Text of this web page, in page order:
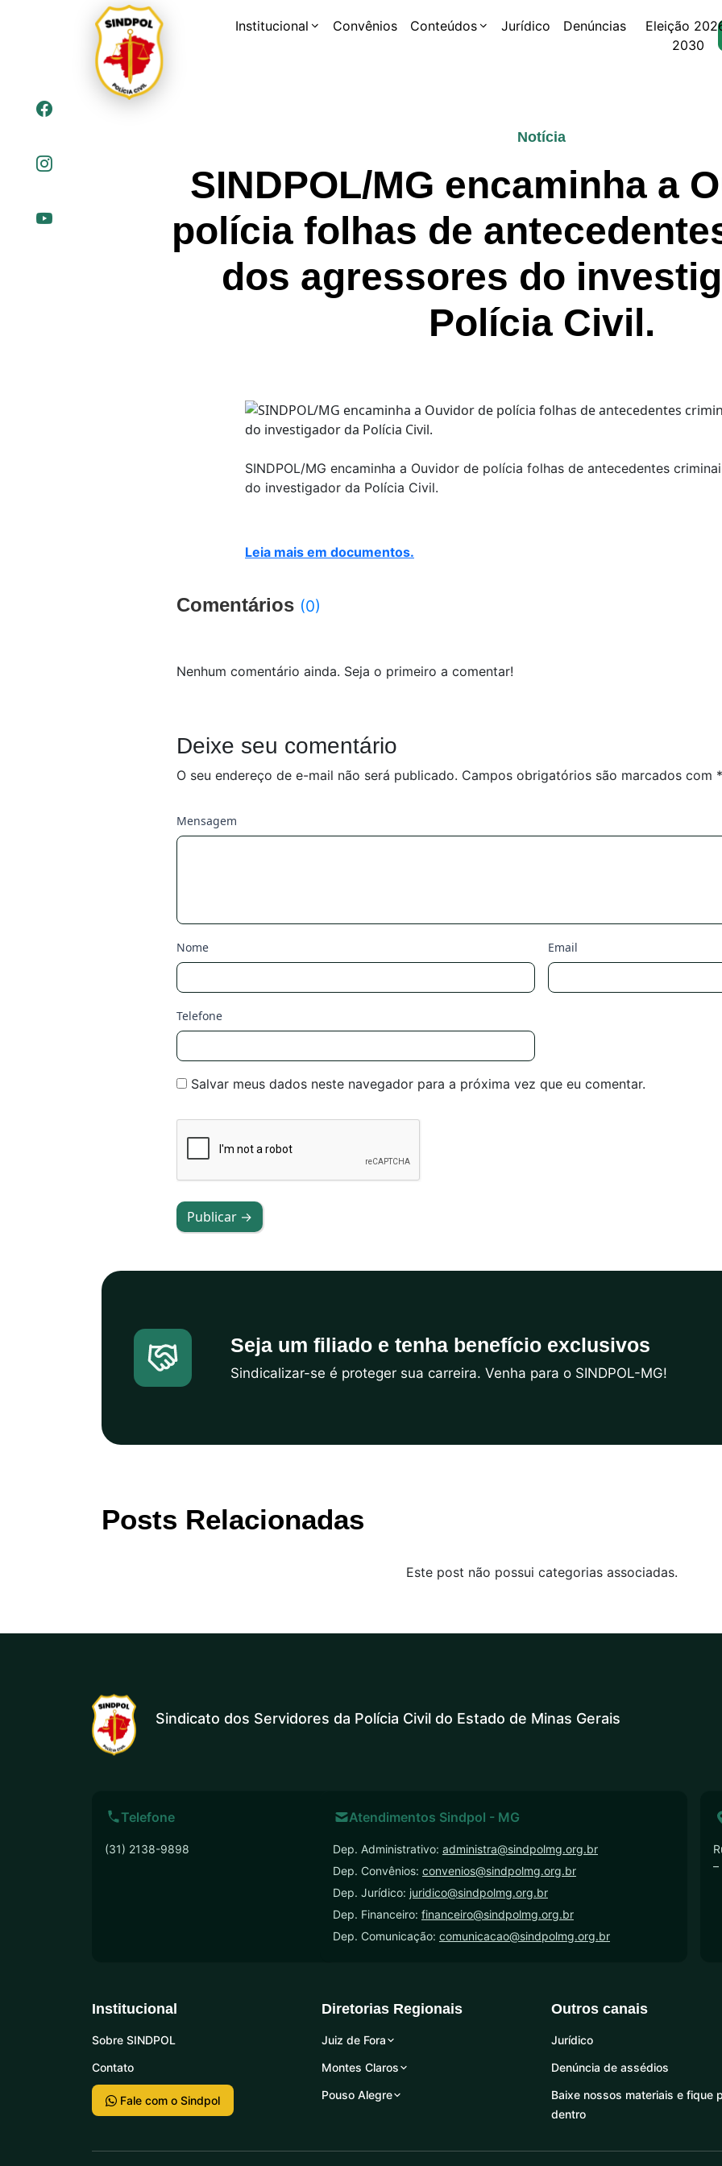
Institucional Convênios Conteúdos Jurídico Denúncias
Eleição
2030
Notícia
SINDPOL/MG encaminha a
polícia folhas de
dos agressores do
Polícia Civil.
SINDPOL/MG encaminha a Ouvidor de polícia folhas de antecedentes
do investigador da Polícia Civil.
Leia mais em documentos.
Comentários (0)
Nenhum comentário ainda. Seja o primeiro a comentar!
Deixe seu comentário
O seu endereço de e-mail não será publicado. Campos obrigatórios são marcados com *
Mensagem
Nome Email
Telefone
Salvar meus dados neste navegador para a próxima vez que eu comentar.
Publicar →
Seja um filiado e tenha benefício exclusivos
Sindicalizar-se é proteger sua carreira. Venha para o SINDPOL-MG!
Posts Relacionadas
Este post não possui categorias associadas.
Sindicato dos Servidores da Polícia Civil do Estado de Minas Gerais
Telefone
(31) 2138-9898
Atendimentos Sindpol - MG
Dep. Administrativo: administra@sindpolmg.org.br
Dep. Convênios: convenios@sindpolmg.org.br
Dep. Jurídico: juridico@sindpolmg.org.br
Dep. Financeiro: financeiro@sindpolmg.org.br
Dep. Comunicação: comunicacao@sindpolmg.org.br
–
Institucional
Sobre SINDPOL
Contato
Fale com o Sindpol
Diretorias Regionais
Juiz de Fora
Montes Claros
Pouso Alegre
Outros canais
Jurídico
Denúncia de assédios
Baixe nossos materiais e fique
dentro